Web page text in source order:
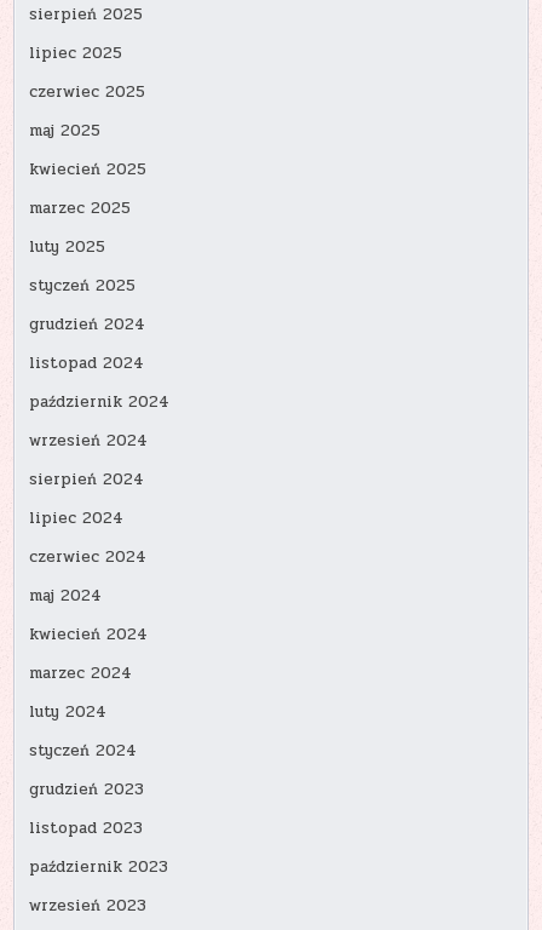
sierpień 2025
lipiec 2025
czerwiec 2025
maj 2025
kwiecień 2025
marzec 2025
luty 2025
styczeń 2025
grudzień 2024
listopad 2024
październik 2024
wrzesień 2024
sierpień 2024
lipiec 2024
czerwiec 2024
maj 2024
kwiecień 2024
marzec 2024
luty 2024
styczeń 2024
grudzień 2023
listopad 2023
październik 2023
wrzesień 2023